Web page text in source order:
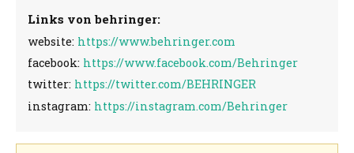
Links von behringer:
website: https://www.behringer.com
facebook: https://www.facebook.com/Behringer
twitter: https://twitter.com/BEHRINGER
instagram: https://instagram.com/Behringer